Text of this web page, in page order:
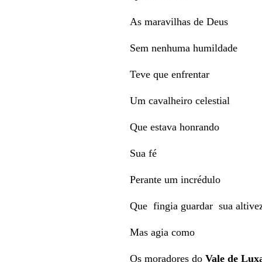
As maravilhas de Deus
Sem nenhuma humildade
Teve que enfrentar
Um cavalheiro celestial
Que estava honrando
Sua fé
Perante um incrédulo
Que fingia guardar sua
Mas agia como
Os moradores do Vale de